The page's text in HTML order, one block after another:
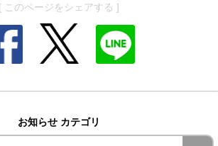
[ このページをシェアする ]
お知らせ カテゴリ